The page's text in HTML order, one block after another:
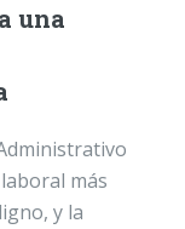
una
más
y la